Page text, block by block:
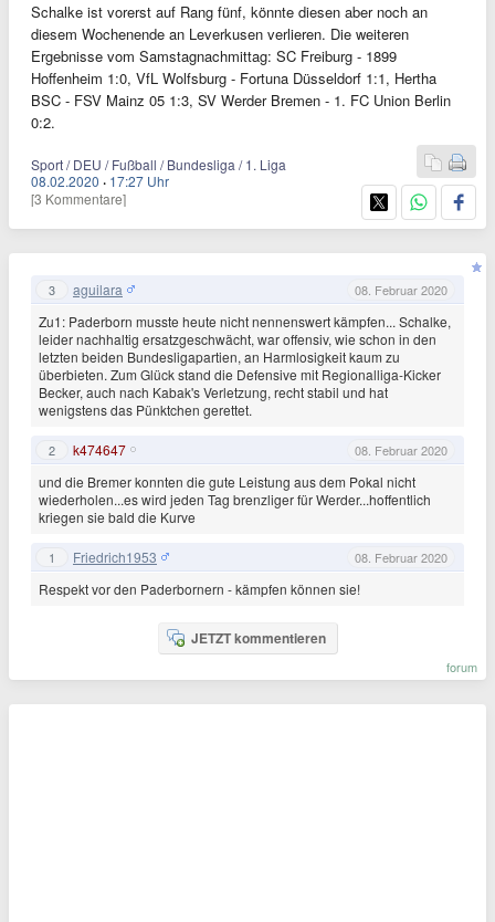
Schalke ist vorerst auf Rang fünf, könnte diesen aber noch an
diesem Wochenende an Leverkusen verlieren. Die weiteren
Ergebnisse vom Samstagnachmittag: SC Freiburg - 1899
Hoffenheim 1:0, VfL Wolfsburg - Fortuna Düsseldorf 1:1, Hertha
BSC - FSV Mainz 05 1:3, SV Werder Bremen - 1. FC Union Berlin
0:2.
Sport / DEU / Fußball / Bundesliga / 1. Liga
08.02.2020 · 17:27 Uhr
[3 Kommentare]
3 aguilara 08. Februar 2020
Zu1: Paderborn musste heute nicht nennenswert kämpfen... Schalke,
leider nachhaltig ersatzgeschwächt, war offensiv, wie schon in den
letzten beiden Bundesligapartien, an Harmlosigkeit kaum zu
überbieten. Zum Glück stand die Defensive mit Regionalliga-Kicker
Becker, auch nach Kabak's Verletzung, recht stabil und hat
wenigstens das Pünktchen gerettet.
2 k474647 08. Februar 2020
und die Bremer konnten die gute Leistung aus dem Pokal nicht
wiederholen...es wird jeden Tag brenzliger für Werder...hoffentlich
kriegen sie bald die Kurve
1 Friedrich1953 08. Februar 2020
Respekt vor den Paderbornern - kämpfen können sie!
JETZT kommentieren
forum